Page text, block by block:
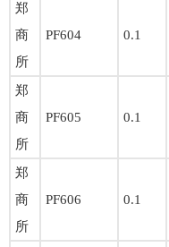
郑
商
所
PF604 0.1
郑
商
所
PF605 0.1
郑
商
所
PF606 0.1